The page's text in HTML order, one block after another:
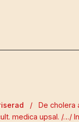
/
De
medica upsal. /…/